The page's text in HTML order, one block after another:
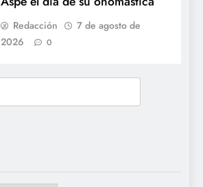
Redacción
7 de agosto de
2026
0